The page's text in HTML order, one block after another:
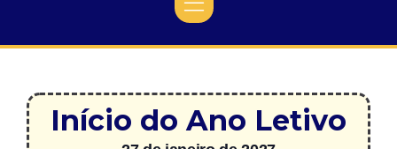
Início do Ano Letivo